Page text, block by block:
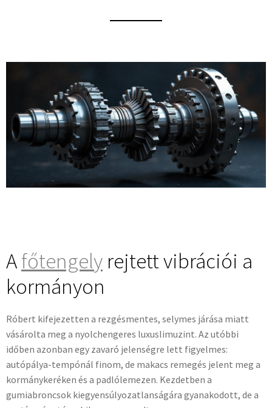
Afőtengely rejtett vibrációi a
kormányon
Róbert kifejezetten a rezgésmentes, selymes járása miatt
vásárolta meg a nyolchengeres luxuslimuzint. Az utóbbi
időben azonban egy zavaró jelenségre lett figyelmes:
autópálya-tempónál finom, de makacs remegés jelent meg a
kormánykeréken és a padlólemezen. Kezdetben a
gumiabroncsok kiegyensúlyozatlanságára gyanakodott, de a